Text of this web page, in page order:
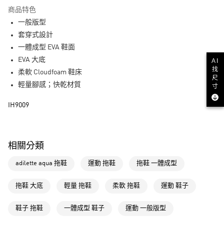
LINE Pay
每筆NT$80，滿NT$1,500(含以上)免運費
每筆NT$80，滿NT$1,500(含以上)免運費
萊爾富取貨付款
付款後萊爾富取貨
每筆NT$80，滿NT$1,500(含以上)免運費
商品特色
一般版型
套穿式設計
一體成型 EVA 鞋面
EVA 大底
柔軟 Cloudfoam 鞋床
輕量腳感；快乾材質
IH9009
相關分類
adilette aqua 拖鞋 運動 拖鞋 拖鞋 一體成型
拖鞋 大底 輕量 拖鞋 柔軟 拖鞋 運動 鞋子
鞋子 拖鞋 一體成型 鞋子 運動 一般版型
AI
找
尺
寸